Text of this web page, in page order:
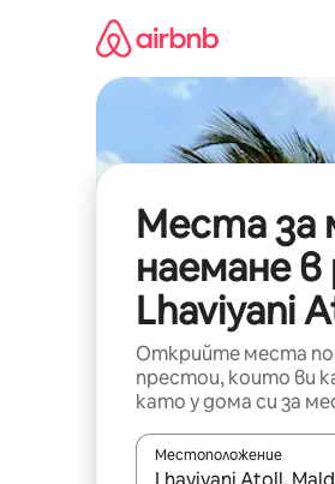
съдържанието
Места за
наемане в
Lhaviyani
Открийте места
престои, които ви
като у дома си за
Местоположение
Когато